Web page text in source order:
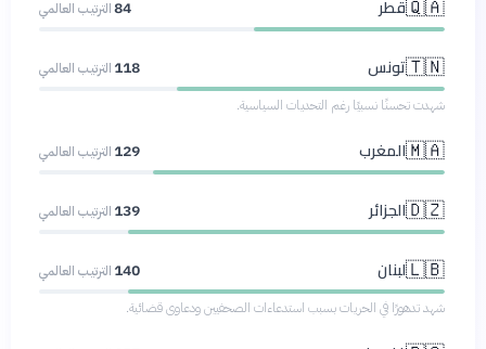
🇶🇦قطر 84الترتيب العالمي
🇹🇳تونس 118 الترتيب العالمي
شهدت تحسنًا نسبيًا رغم التحديات السياسية.
🇲🇦المغرب 129 الترتيب العالمي
🇩🇿الجزائر 139 الترتيب العالمي
🇱🇧لبنان 140 الترتيب العالمي
شهد تدهورًا في الحريات بسبب استدعاءات الصحفيين ودعاوى قضائية.